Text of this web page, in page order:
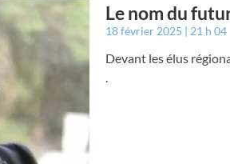
Le nom du
18 février 2025 21 h 04
Devant les élus